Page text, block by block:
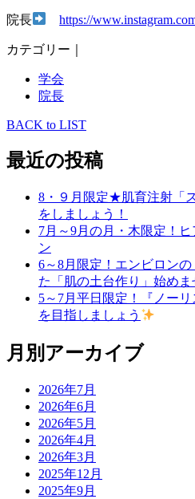
院長 https://
カテゴリー｜
学会
院長
BACK to LIST
最近の投稿
8・９月限定★肌育注射「
をしましょう！
7月～9月の月・木限定！
ン
6～8月限定！エンビロン
た「肌の土台作り」始めま
5～7月平日限定！『ノー
を目指しましょう
月別アーカイブ
2026年7月
2026年6月
2026年5月
2026年4月
2026年3月
2025年12月
2025年9月